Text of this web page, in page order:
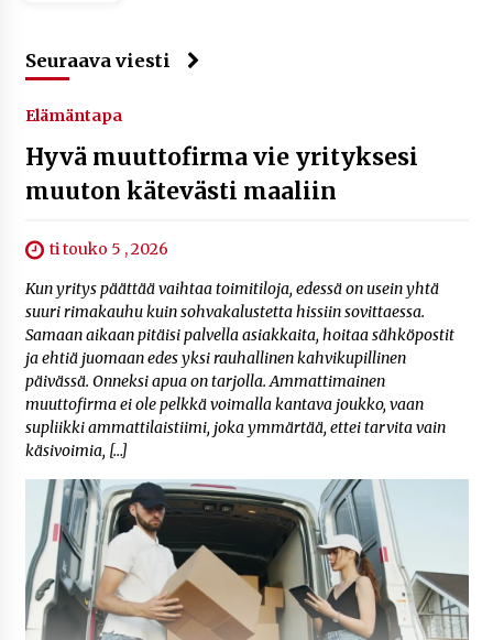
Seuraava viesti
Elämäntapa
Hyvä muuttofirma vie yrityksesi
muuton kätevästi maaliin
ti touko 5 , 2026
Kun yritys päättää vaihtaa toimitiloja, edessä on usein yhtä
suuri rimakauhu kuin sohvakalustetta hissiin sovittaessa.
Samaan aikaan pitäisi palvella asiakkaita, hoitaa sähköpostit
ja ehtiä juomaan edes yksi rauhallinen kahvikupillinen
päivässä. Onneksi apua on tarjolla. Ammattimainen
muuttofirma ei ole pelkkä voimalla kantava joukko, vaan
supliikki ammattilaistiimi, joka ymmärtää, ettei tarvita vain
käsivoimia, […]